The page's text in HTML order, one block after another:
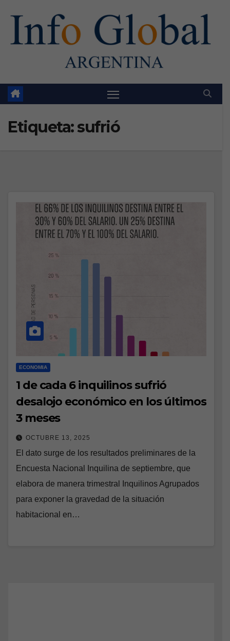
Etiqueta:sufrió
ECONOMIA
1 de cada 6 inquilinos sufrió
desalojo económico en los últimos
3 meses
OCTUBRE 13, 2025
El dato surge de los resultados preliminares de la
Encuesta Nacional Inquilina de septiembre, que
elabora de manera trimestral Inquilinos Agrupados
para exponer la gravedad de la situación
habitacional en…